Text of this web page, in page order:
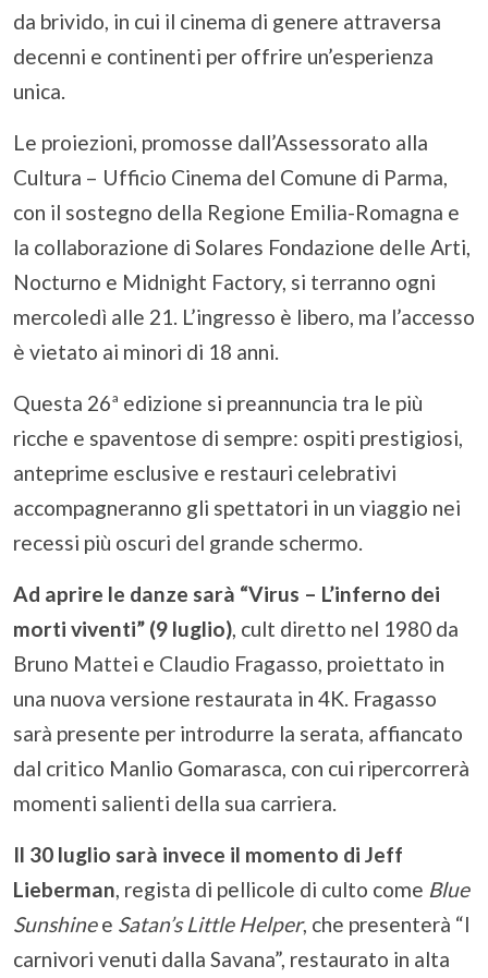
da brivido, in cui il cinema di genere attraversa
decenni e continenti per offrire un’esperienza
unica.
Le proiezioni, promosse dall’Assessorato alla
Cultura – Ufficio Cinema del Comune di Parma,
con il sostegno della Regione Emilia-Romagna e
la collaborazione di Solares Fondazione delle Arti,
Nocturno e Midnight Factory, si terranno ogni
mercoledì alle 21. L’ingresso è libero, ma l’accesso
è vietato ai minori di 18 anni.
Questa 26ª edizione si preannuncia tra le più
ricche e spaventose di sempre: ospiti prestigiosi,
anteprime esclusive e restauri celebrativi
accompagneranno gli spettatori in un viaggio nei
recessi più oscuri del grande schermo.
Ad aprire le danze sarà “Virus – L’inferno dei
morti viventi” (9 luglio), cult diretto nel 1980 da
Bruno Mattei e Claudio Fragasso, proiettato in
una nuova versione restaurata in 4K. Fragasso
sarà presente per introdurre la serata, affiancato
dal critico Manlio Gomarasca, con cui ripercorrerà
momenti salienti della sua carriera.
Il 30 luglio sarà invece il momento di Jeff
Lieberman, regista di pellicole di culto come Blue
Sunshinee Satan’s Little Helper, che presenterà “I
carnivori venuti dalla Savana”, restaurato in alta